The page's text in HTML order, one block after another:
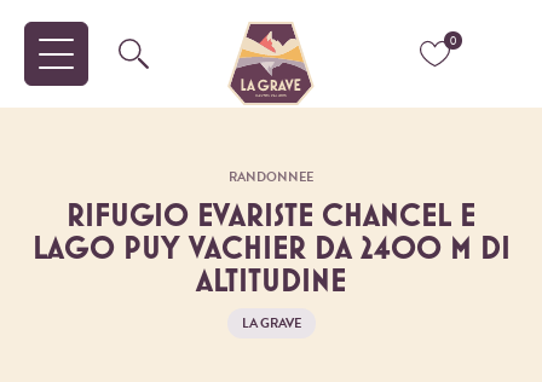
0
RANDONNEE
RIFUGIO EVARISTE CHANCEL E
LAGO PUY VACHIER DA 2400 M DI
ALTITUDINE
LA GRAVE